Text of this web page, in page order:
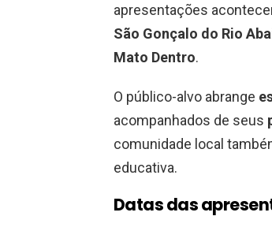
apresentações
São Gonçalo do Rio
Mato Dentro.
O público-alvo abrange
acompanhados de seus
comunidade local
educativa.
Datas das